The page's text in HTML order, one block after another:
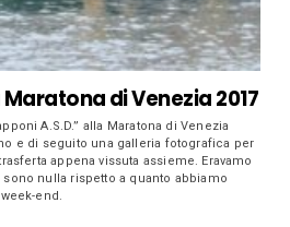
di Venezia 2017
A.S.D.” alla Maratona di Venezia
e di seguito una galleria fotografica per
appena vissuta assieme. Eravamo
nulla rispetto a quanto abbiamo
end.